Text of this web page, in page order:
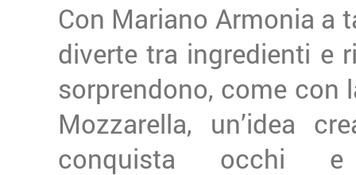
Con Mariano Armonia a
diverte tra ingredienti e
sorprendono, come con
Mozzarella, un’idea
conquista occhi e